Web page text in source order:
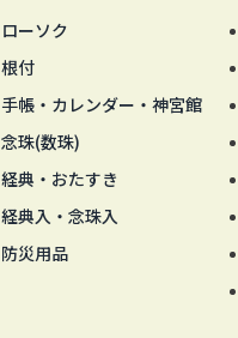
ローソク
根付
手帳・カレンダー・神宮館
念珠(数珠)
経典・おたすき
経典入・念珠入
防災用品